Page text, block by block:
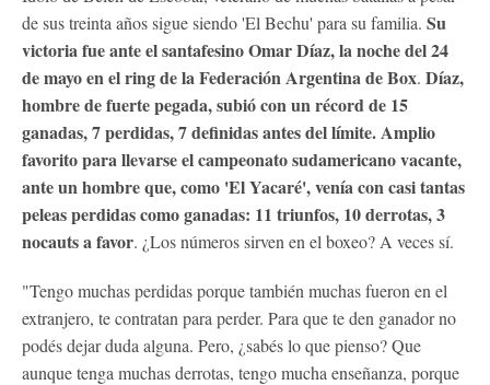
de sus treinta años sigue siendo 'El Bechu' para su familia. Su
victoria fue ante el santafesino Omar Díaz, la noche del 24
de mayo en el ring de la Federación Argentina de Box. Díaz,
hombre de fuerte pegada, subió con un récord de 15
ganadas, 7 perdidas, 7 definidas antes del límite. Amplio
favorito para llevarse el campeonato sudamericano vacante,
ante un hombre que, como 'El Yacaré', venía con casi tantas
peleas perdidas como ganadas: 11 triunfos, 10 derrotas, 3
nocauts a favor. ¿Los números sirven en el boxeo? A veces sí.
"Tengo muchas perdidas porque también muchas fueron en el
extranjero, te contratan para perder. Para que te den ganador no
podés dejar duda alguna. Pero, ¿sabés lo que pienso? Que
aunque tenga muchas derrotas, tengo mucha enseñanza, porque